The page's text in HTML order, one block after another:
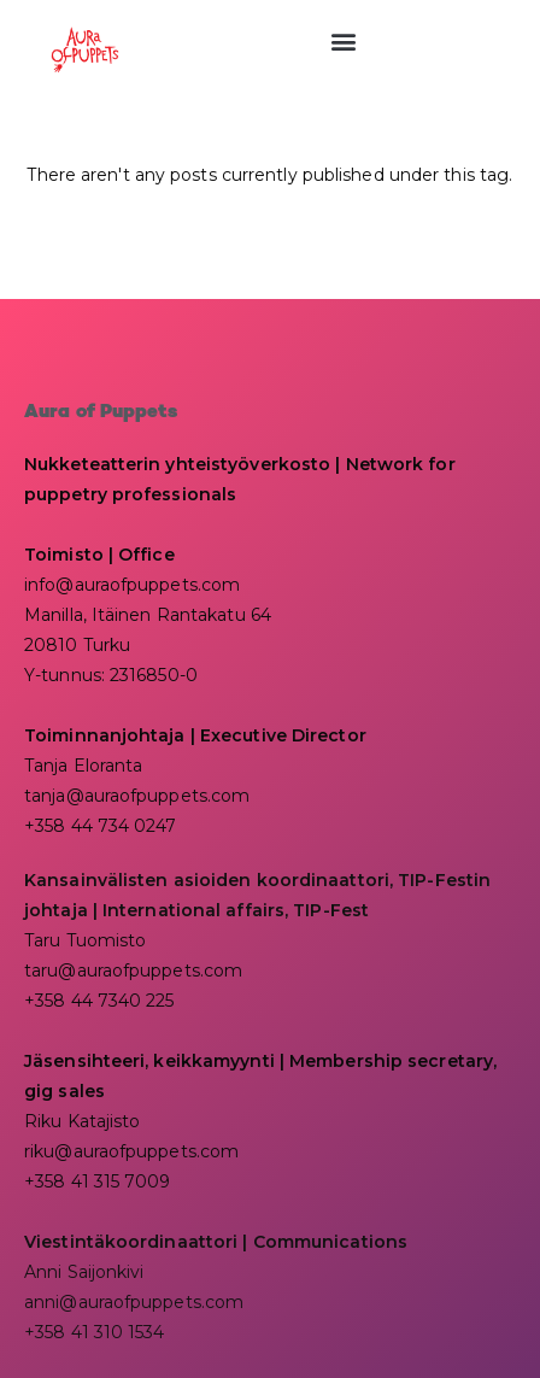
There aren't any posts currently published under this tag.
Aura of Puppets
Nukketeatterin yhteistyöverkosto | Network for
puppetry professionals
Toimisto | Office
info@auraofpuppets.com
Manilla, Itäinen Rantakatu 64
20810 Turku
Y-tunnus: 2316850-0
Toiminnanjohtaja | Executive Director
Tanja Eloranta
tanja@auraofpuppets.com
+358 44 734 0247
Kansainvälisten asioiden koordinaattori, TIP-Festin
johtaja | International affairs, TIP-Fest
Taru Tuomisto
taru@auraofpuppets.com
+358 44 7340 225
Jäsensihteeri, keikkamyynti | Membership secretary,
gig sales
Riku Katajisto
riku@auraofpuppets.com
+358 41 315 7009
Viestintäkoordinaattori | Communications
Anni Saijonkivi
anni@auraofpuppets.com
+358 41 310 1534